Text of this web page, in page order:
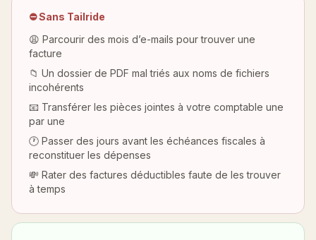
⛔ Sans Tailride
😩 Parcourir des mois d’e-mails pour trouver une
facture
📁 Un dossier de PDF mal triés aux noms de fichiers
incohérents
📧 Transférer les pièces jointes à votre comptable une
par une
🕐 Passer des jours avant les échéances fiscales à
reconstituer les dépenses
💸 Rater des factures déductibles faute de les trouver
à temps